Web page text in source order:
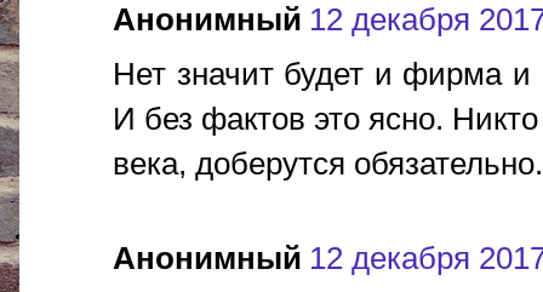
Анонимный 12 декабря
Нет значит будет и фирма и
И без фактов это ясно.
века, доберутся
Анонимный 12 декабря